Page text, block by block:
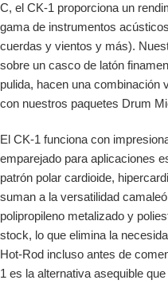
C, el CK-1 proporciona un
gama de instrumentos
cuerdas y vientos y más).
sobre un casco de latón
pulida, hacen una combinación
con nuestros paquetes Drum
El CK-1 funciona con
emparejado para aplicaciones
patrón polar cardioide,
suman a la versatilidad
polipropileno metalizado y
stock, lo que elimina la
Hot-Rod incluso antes de
1 es la alternativa asequible